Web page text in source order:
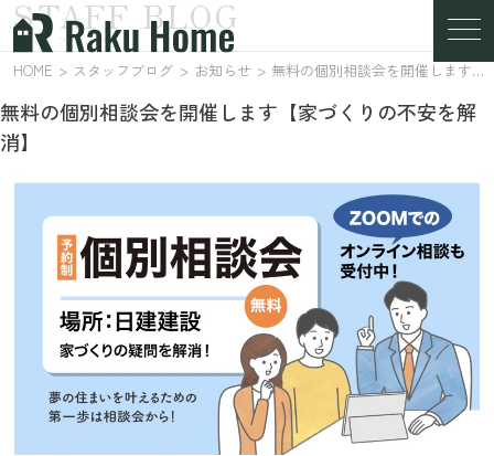
スタッフブログ
STAFF BLOG
HOME スタッフブログ お知らせ 無料の個別相談会を開催します【家づくりの不安を解消】
無料の個別相談会を開催します【家づくりの不安を解
消】